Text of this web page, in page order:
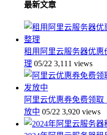
最新文章
租用阿里云服务器优惠
理 05/22 3,111 views
阿里云优惠券免费领
放中 05/22 3,920 views